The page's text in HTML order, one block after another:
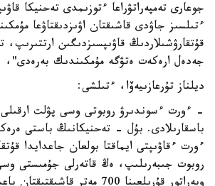
جوعارى تەمپەراتۋراعا ءتوزىمدى تەحنيكا
ءتىلسىز جاۋدى قاشىقتان اۋىزدىقتاۋعا
قۇتقارۋشىلاردىڭ قاۋىپسىزدىگىن ارتتىرىپ،
جەدەل ارەكەت ەتۋگە مۇمكىندىك بەرەدى"،
ديلناز تۇرعازىيەۆا، ءتىلشى:
- ءورت ءسوندىرۋ روبوتى وسى پۋلت ارقىلى
باسقارىلادى. بۇل - تەحنيكانىڭ باستى
ءورت ءقاۋىپتى ايماقتا بولعان جاعدايدا
روبوت جىبەرىلىپ، ەڭ قاتەرلى جۇمىستى